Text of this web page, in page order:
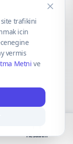
trafikini
icin
vermis
Metni ve
Hesabım